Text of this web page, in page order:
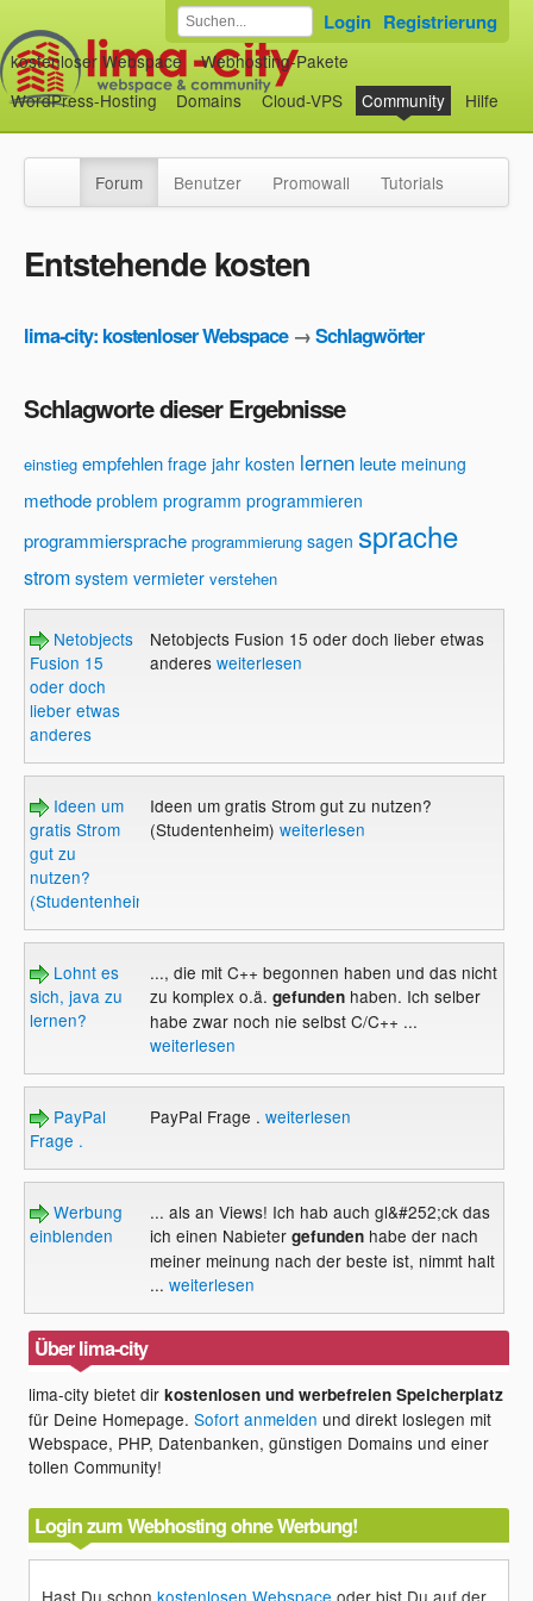
kostenloser Webspace
Webhosting-Pakete
WordPress-Hosting
Domains Cloud-VPS Community Hilfe
Login Registrierung
Forum Benutzer Promowall Tutorials
Entstehende kosten
lima-city: kostenloser Webspace→Schlagwörter
Schlagworte dieser Ergebnisse
einstieg empfehlen frage jahr kosten lernen leute meinung
methode problem programm programmieren
programmiersprache programmierung sagen sprache
strom system vermieter verstehen
Netobjects
Fusion 15
oder doch
lieber etwas
anderes
Netobjects Fusion 15 oder doch lieber etwas
anderes weiterlesen
Ideen um
gratis Strom
gut zu
nutzen?
(Studentenheim)
Ideen um gratis Strom gut zu nutzen?
(Studentenheim) weiterlesen
Lohnt es
sich, java zu
lernen?
..., die mit C++ begonnen haben und das nicht
zu komplex o.ä. gefundenhaben. Ich selber
habe zwar noch nie selbst C/C++ ...
weiterlesen
PayPal
Frage .
PayPal Frage . weiterlesen
Werbung
einblenden
... als an Views! Ich hab auch gl&#252;ck das
ich einen Nabietergefundenhabe der nach
meiner meinung nach der beste ist, nimmt halt
... weiterlesen
Über lima-city
lima-city bietet dirkostenlosen und werbefreien Speicherplatz
für Deine Homepage.Sofort anmelden und direkt loslegen mit
Webspace, PHP, Datenbanken, günstigen Domains und einer
tollen Community!
Login zum Webhosting ohne Werbung!
Hast Du schonkostenlosen Webspace oder bist Du auf der